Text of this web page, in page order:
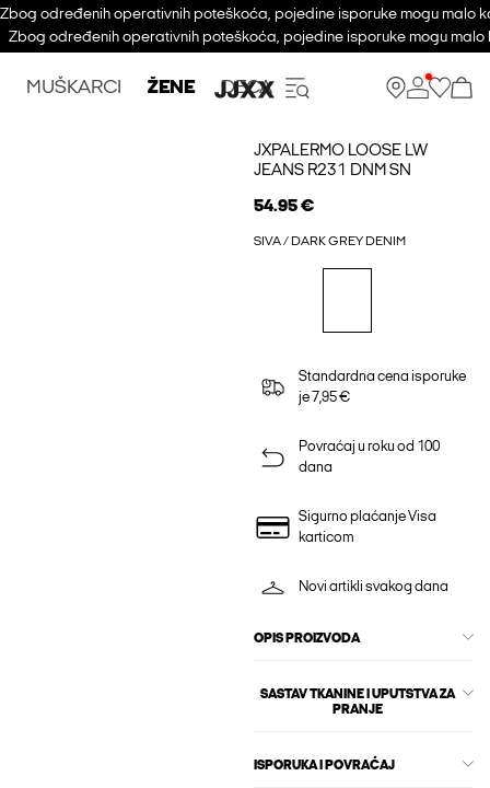
Zbog određenih operativnih poteškoća, pojedine isporuke mogu malo
Zbog određenih operativnih poteškoća, pojedine isporuke mogu
MUŠKARCI ŽENE DECA
JXPALERMO LOOSE LW
JEANS R231 DNM SN
54.95 €
SIVA / DARK GREY DENIM
Standardna cena isporuke
je 7,95 €
Povraćaj u roku od 100
dana
Sigurno plaćanje Visa
karticom
Novi artikli svakog dana
OPIS PROIZVODA
SASTAV TKANINE I UPUTSTVA ZA
PRANJE
ISPORUKA I POVRAĆAJ